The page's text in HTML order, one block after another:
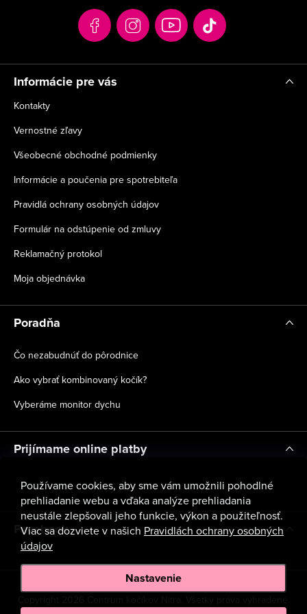
Používame cookies, aby sme vám umožnili pohodlné
prehliadanie webu a vďaka analýze prehliadania
neustále zlepšovali jeho funkcie, výkon a použiteľnosť.
Viac sa dozviete v našich Pravidlách ochrany osobných
údajov
Nastavenie
e
Informácie pre vás
Kontakty
Vernostné zľavy
Všeobecné obchodné podmienky
Informácie a poučenia pre spotrebiteľa
Pravidlá ochrany osobných údajov
Formulár na odstúpenie od zmluvy
Reklamačný protokol
Moja objednávka
Poradňa
Čo nezabudnúť do pôrodnice
Ako vybrať kombinovaný kočík?
Vyberáme monitor dychu
Prijímame online platby
Facebook